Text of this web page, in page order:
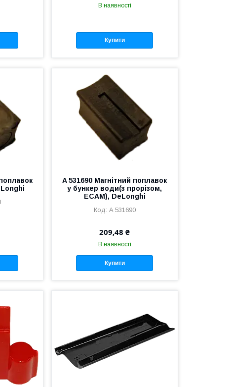
В наявності
Купити
A 531690 Магнітний поплавок
у бункер води(з прорізом,
ECAM), DeLonghi
A 531690
209,48 ₴
В наявності
Купити